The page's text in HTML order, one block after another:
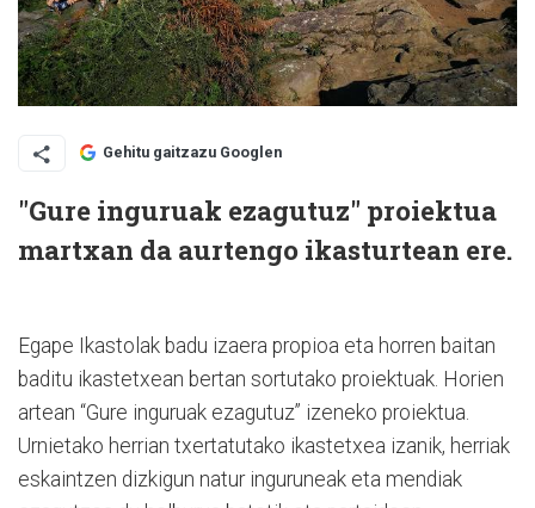
Gehitu gaitzazu Googlen
"Gure inguruak ezagutuz" proiektua
martxan da aurtengo ikasturtean ere.
Egape Ikastolak badu izaera propioa eta horren baitan
baditu ikastetxean bertan sortutako proiektuak. Horien
artean “Gure inguruak ezagutuz” izeneko proiektua.
Urnietako herrian txertatutako ikastetxea izanik, herriak
eskaintzen dizkigun natur inguruneak eta mendiak